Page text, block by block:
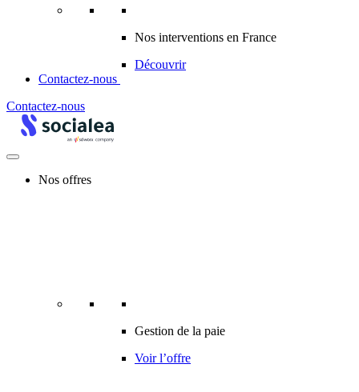
Nos interventions en France
Découvrir
Contactez-nous
Contactez-nous
Nos offres
Gestion de la paie
Voir l’offre